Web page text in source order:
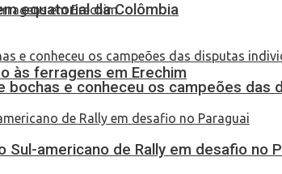
às ferragens em Erechim
equatorial da Colômbia
e conheceu os campeões das
americano de Rally em desafio no